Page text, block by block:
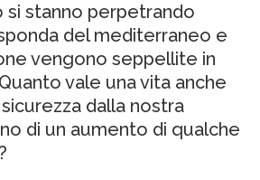
si stanno perpetrando
del mediterraneo e
vengono seppellite in
vale una vita anche
dalla nostra
di un aumento di qualche